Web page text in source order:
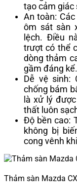
tạo cảm giác
An toàn:
ôm sát sàn
lệch. Điều
trượt có thể
dòng thảm
gầm đáng kể.
Dễ vệ sinh:
chống bám
là xử lý
thất luôn
Độ bền cao:
không bị
cong vênh
Thảm sàn Mazda